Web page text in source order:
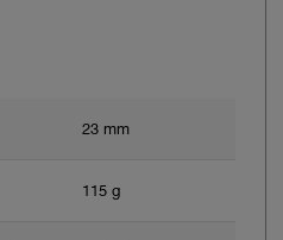
23 mm
115 g